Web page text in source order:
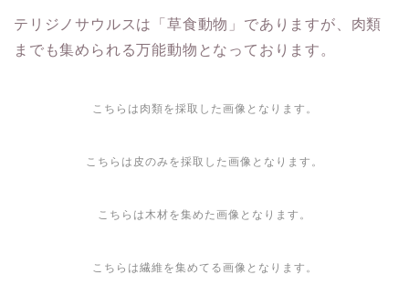
テリジノサウルスは「草食動物」でありますが、肉類
までも集められる万能動物となっております。
こちらは肉類を採取した画像となります。
こちらは皮のみを採取した画像となります。
こちらは木材を集めた画像となります。
こちらは繊維を集めてる画像となります。